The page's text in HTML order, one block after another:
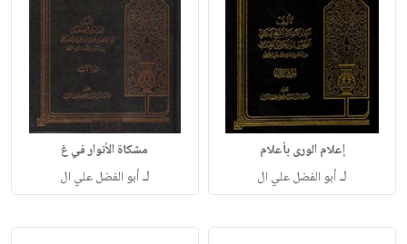
إعلام الورى بأعلام
لـأبو الفضل علي ال
مشكاة الأنوار في غ
لـأبو الفضل علي ال